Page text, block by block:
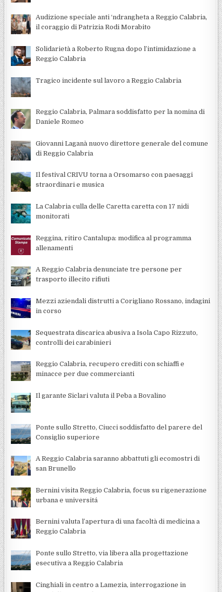
Audizione speciale anti ‘ndrangheta a Reggio Calabria,
il coraggio di Patrizia Rodi Morabito
Solidarietà a Roberto Rugna dopo l’intimidazione a
Reggio Calabria
Tragico incidente sul lavoro a Reggio Calabria
Reggio Calabria, Palmara soddisfatto per la nomina di
Daniele Romeo
Giovanni Laganà nuovo direttore generale del comune
di Reggio Calabria
Il festival CRIVU torna a Orsomarso con paesaggi
straordinari e musica
La Calabria culla delle Caretta caretta con 17 nidi
monitorati
Reggina, ritiro Cantalupa: modifica al programma
allenamenti
A Reggio Calabria denunciate tre persone per
trasporto illecito rifiuti
Mezzi aziendali distrutti a Corigliano Rossano, indagini
in corso
Sequestrata discarica abusiva a Isola Capo Rizzuto,
controlli dei carabinieri
Reggio Calabria, recupero crediti con schiaffi e
minacce per due commercianti
Il garante Siclari valuta il Peba a Bovalino
Ponte sullo Stretto, Ciucci soddisfatto del parere del
Consiglio superiore
A Reggio Calabria saranno abbattuti gli ecomostri di
san Brunello
Bernini visita Reggio Calabria, focus su rigenerazione
urbana e universitá
Bernini valuta l’apertura di una facoltà di medicina a
Reggio Calabria
Ponte sullo Stretto, via libera alla progettazione
esecutiva a Reggio Calabria
Cinghiali in centro a Lamezia, interrogazione in